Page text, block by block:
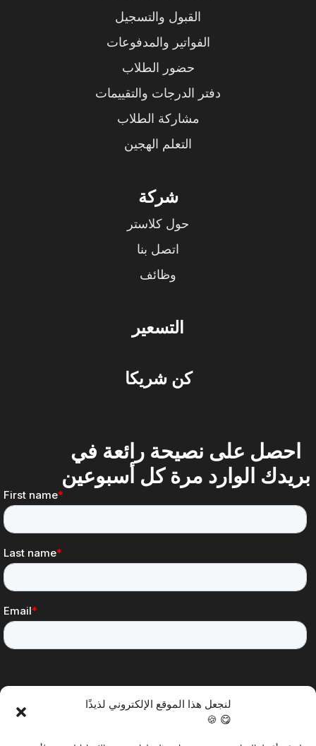
لنجعل هذا الموقع الإلكتروني لذيذًا
😋 🍪
القبول والتسجيل
الفواتير والمدفوعات
حضور الطلاب
دفتر الدرجات والتقييمات
مشاركة الطلاب
التعلم الهجين
شركة
حول كلاستر
اتصل بنا
وظائف
التسعير
كن شريكا
احصل على نصيحة رائعة في
بريدك الوارد مرة كل أسبوعين